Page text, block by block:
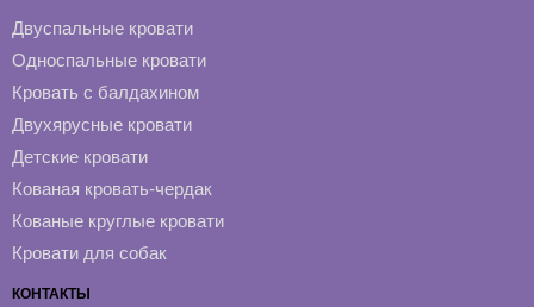
Двуспальные кровати
Односпальные кровати
Кровать с балдахином
Двухярусные кровати
Детские кровати
Кованая кровать-чердак
Кованые круглые кровати
Кровати для собак
КОНТАКТЫ